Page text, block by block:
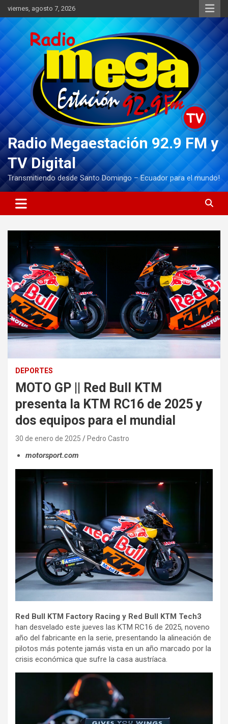
Saltar
al
contenido
viernes, agosto 7, 2026
Radio Megaestación 92.9 FM y
TV Digital
Transmitiendo desde Santo Domingo – Ecuador para el mundo!
DEPORTES
MOTO GP || Red Bull KTM
presenta la KTM RC16 de 2025 y
dos equipos para el mundial
30 de enero de 2025 Pedro Castro
motorsport.com
Red Bull KTM Factory Racing y Red Bull KTM Tech3
han desvelado este jueves las KTM RC16 de 2025, noveno
año del fabricante en la serie, presentando la alineación de
pilotos más potente jamás vista en un año marcado por la
crisis económica que sufre la casa austríaca.